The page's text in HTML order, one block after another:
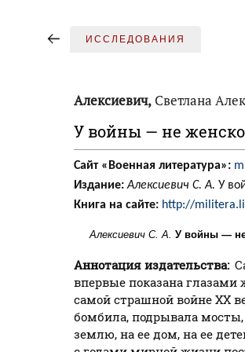
ИССЛЕДОВАНИЯ
Алексиевич, Светлана
У войны — не
Сайт «Военная литература»:
Издание: Алексиевич С. А. У
Книга на сайте: http://
Алексиевич С. А. У войны —
Аннотация издательства:
впервые показана
самой страшной войне XX
бомбила, подрывала
землю, на ее дом, на ее